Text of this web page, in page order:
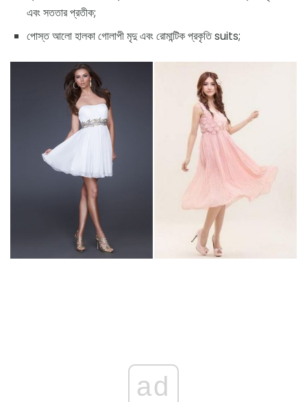
এবং সততার প্রতীক;
পোস্ত আলো হালকা গোলাপী মৃদু এবং রোমান্টিক প্রকৃতি suits;
ad